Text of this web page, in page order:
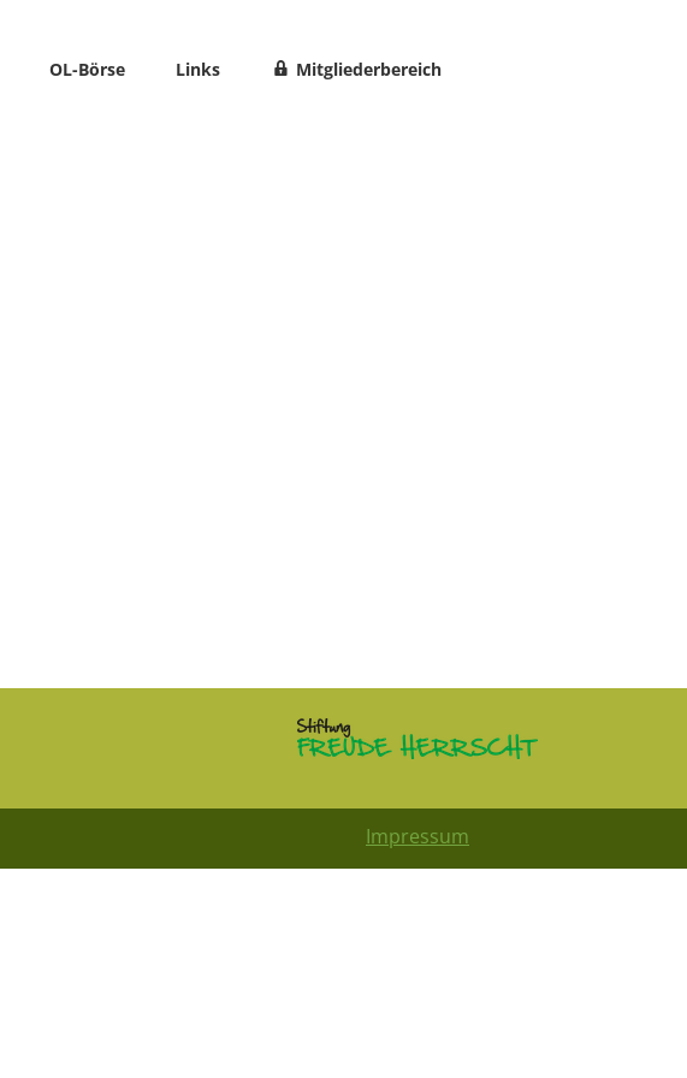
OL-Börse Links Mitgliederbereich
Impressum